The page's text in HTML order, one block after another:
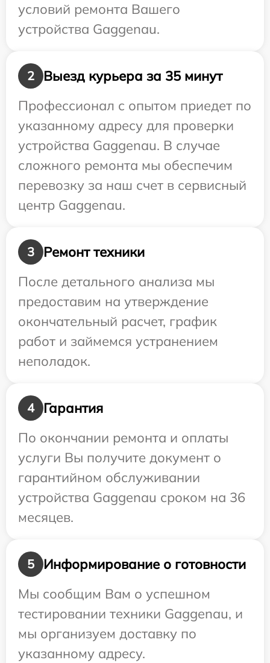
условий ремонта Вашего
устройства Gaggenau.
2
Выезд курьера за 35 минут
Профессионал с опытом приедет по
указанному адресу для проверки
устройства Gaggenau. В случае
сложного ремонта мы обеспечим
перевозку за наш счет в сервисный
центр Gaggenau.
3
Ремонт техники
После детального анализа мы
предоставим на утверждение
окончательный расчет, график
работ и займемся устранением
неполадок.
4
Гарантия
По окончании ремонта и оплаты
услуги Вы получите документ о
гарантийном обслуживании
устройства Gaggenau сроком на 36
месяцев.
5
Информирование о готовности
Мы сообщим Вам о успешном
тестировании техники Gaggenau, и
мы организуем доставку по
указанному адресу.